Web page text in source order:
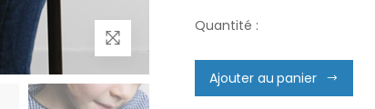
Quantité :
Ajouter au panier